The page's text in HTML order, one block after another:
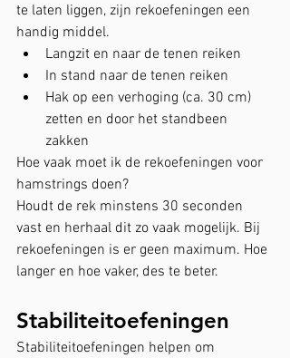
te laten liggen, zijn rekoefeningen een
handig middel.
Langzit en naar de tenen reiken
In stand naar de tenen reiken
Hak op een verhoging (ca. 30 cm)
zetten en door het standbeen
zakken
Hoe vaak moet ik de rekoefeningen voor
hamstrings doen?
Houdt de rek minstens 30 seconden
vast en herhaal dit zo vaak mogelijk. Bij
rekoefeningen is er geen maximum. Hoe
langer en hoe vaker, des te beter.
Stabiliteitoefeningen
Stabiliteitoefeningen helpen om